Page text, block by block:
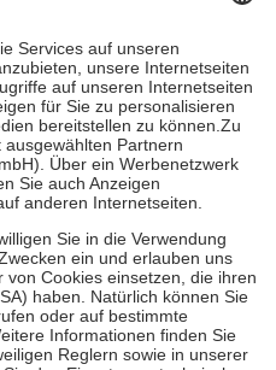
nie mehr als die tatsächlichen
auch für Online-Apotheken.
beträgt die
sowie zehn Euro je
für ihre eigene Gesundheit zu
der Familie zu unterstützen,
vollendeten 18. Lebensjahr
Früherkennung, die von der